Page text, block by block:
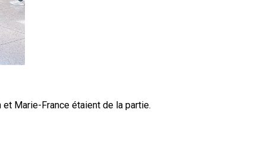
Marie-France étaient de la partie.